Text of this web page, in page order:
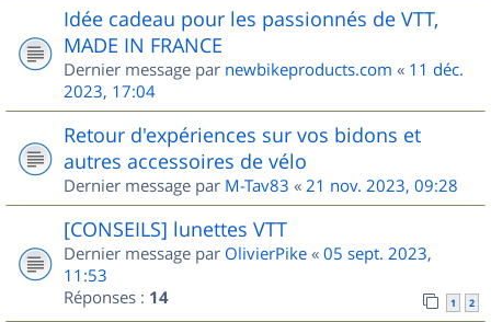
Idée cadeau pour les passionnés de VTT,
MADE IN FRANCE
Dernier message par newbikeproducts.com « 11 déc.
2023, 17:04
Retour d'expériences sur vos bidons et
autres accessoires de vélo
Dernier message par M-Tav83 « 21 nov. 2023, 09:28
[CONSEILS] lunettes VTT
Dernier message par OlivierPike « 05 sept. 2023,
11:53
Réponses : 14 1 2